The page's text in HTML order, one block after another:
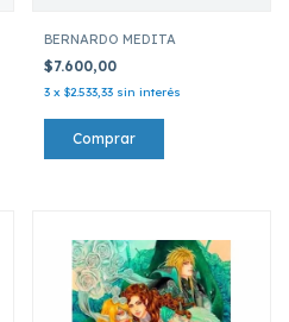
BERNARDO MEDITA
$7.600,00
3 x $2.533,33 sin interés